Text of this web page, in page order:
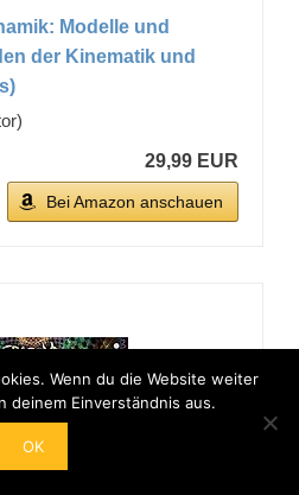
Modelle und
der Kinematik und
29,99 EUR
Bei Amazon anschauen
Wenn du die Website weiter
deinem Einverständnis aus.
OK